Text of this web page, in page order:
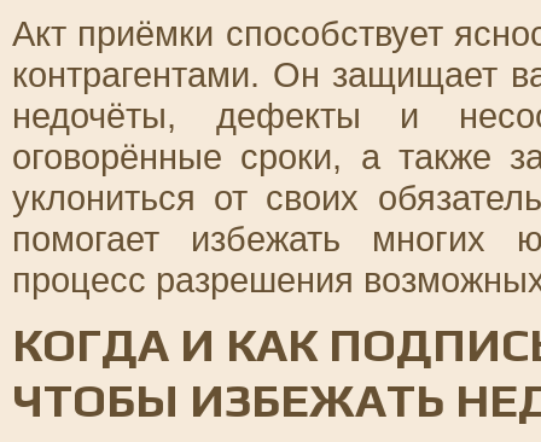
Акт приёмки способствует
контрагентами. Он защищает
недочёты, дефекты и
оговорённые сроки, а также
уклониться от своих
помогает избежать многих
процесс разрешения
КОГДА И КАК
ЧТОБЫ ИЗБЕЖАТЬ